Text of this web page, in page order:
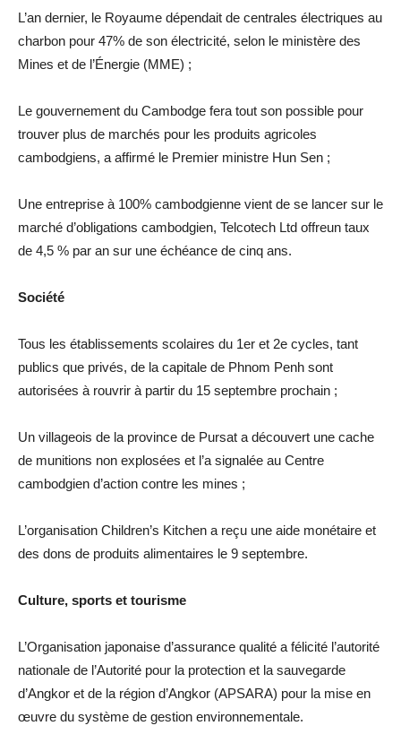
L’an dernier, le Royaume dépendait de centrales électriques au
charbon pour 47% de son électricité, selon le ministère des
Mines et de l’Énergie (MME) ;
Le gouvernement du Cambodge fera tout son possible pour
trouver plus de marchés pour les produits agricoles
cambodgiens, a affirmé le Premier ministre Hun Sen ;
Une entreprise à 100% cambodgienne vient de se lancer sur le
marché d’obligations cambodgien, Telcotech Ltd offreun taux
de 4,5 % par an sur une échéance de cinq ans.
Société
Tous les établissements scolaires du 1er et 2e cycles, tant
publics que privés, de la capitale de Phnom Penh sont
autorisées à rouvrir à partir du 15 septembre prochain ;
Un villageois de la province de Pursat a découvert une cache
de munitions non explosées et l’a signalée au Centre
cambodgien d’action contre les mines ;
L’organisation Children’s Kitchen a reçu une aide monétaire et
des dons de produits alimentaires le 9 septembre.
Culture, sports et tourisme
L’Organisation japonaise d’assurance qualité a félicité l’autorité
nationale de l’Autorité pour la protection et la sauvegarde
d’Angkor et de la région d’Angkor (APSARA) pour la mise en
œuvre du système de gestion environnementale.